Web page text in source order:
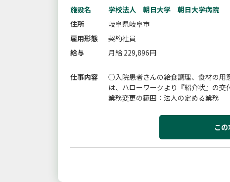
施設名
学校法人 朝日大学 朝日大学病院
住所
岐阜県岐阜市
雇用形態
契約社員
給与
月給 229,896円
仕事内容
○入院患者さんの給食調理、食材の用
は、ハローワークより『紹介状』の
業務変更の範囲：法人の定める業務
こ